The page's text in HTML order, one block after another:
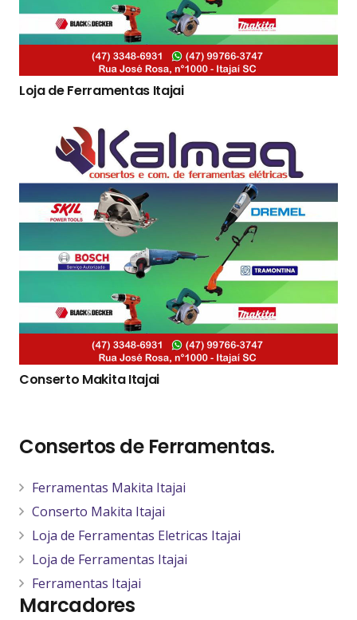
Loja de Ferramentas Itajai
Conserto Makita Itajai
Consertos de Ferramentas.
Ferramentas Makita Itajai
Conserto Makita Itajai
Loja de Ferramentas Eletricas Itajai
Loja de Ferramentas Itajai
Ferramentas Itajai
Marcadores